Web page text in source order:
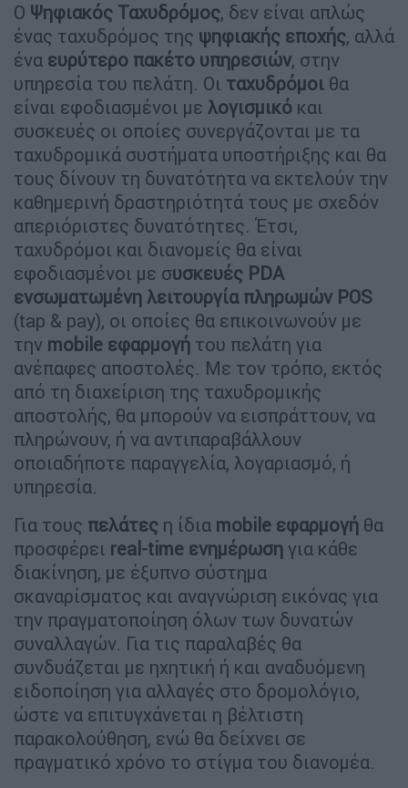
Ο Ψηφιακός Ταχυδρόμος, δεν είναι απλώς
ένας ταχυδρόμος της ψηφιακής εποχής, αλλά
ένα ευρύτερο πακέτο υπηρεσιών, στην
υπηρεσία του πελάτη. Οι ταχυδρόμοι θα
είναι εφοδιασμένοι με λογισμικό και
συσκευές οι οποίες συνεργάζονται με τα
ταχυδρομικά συστήματα υποστήριξης και θα
τους δίνουν τη δυνατότητα να εκτελούν την
καθημερινή δραστηριότητά τους με σχεδόν
απεριόριστες δυνατότητες. Έτσι,
ταχυδρόμοι και διανομείς θα είναι
εφοδιασμένοι με συσκευές PDA
ενσωματωμένη λειτουργία πληρωμών POS
(tap & pay), οι οποίες θα επικοινωνούν με
την mobile εφαρμογή του πελάτη για
ανέπαφες αποστολές. Με τον τρόπο, εκτός
από τη διαχείριση της ταχυδρομικής
αποστολής, θα μπορούν να εισπράττουν, να
πληρώνουν, ή να αντιπαραβάλλουν
οποιαδήποτε παραγγελία, λογαριασμό, ή
υπηρεσία.
Για τους πελάτες η ίδια mobile εφαρμογή θα
προσφέρει real-time ενημέρωση για κάθε
διακίνηση, με έξυπνο σύστημα
σκαναρίσματος και αναγνώριση εικόνας για
την πραγματοποίηση όλων των δυνατών
συναλλαγών. Για τις παραλαβές θα
συνδυάζεται με ηχητική ή και αναδυόμενη
ειδοποίηση για αλλαγές στο δρομολόγιο,
ώστε να επιτυγχάνεται η βέλτιστη
παρακολούθηση, ενώ θα δείχνει σε
πραγματικό χρόνο το στίγμα του διανομέα.